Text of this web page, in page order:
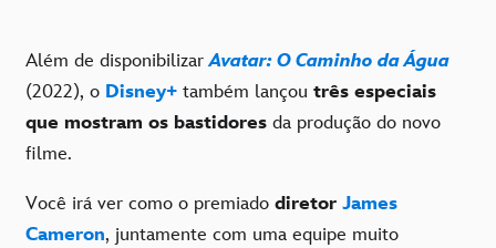
Além de disponibilizarAvatar: O Caminho da Água
(2022), o Disney+ também lançou três especiais
que mostram os bastidores da produção do novo
filme.
Você irá ver como o premiado diretor James
Cameron, juntamente com uma equipe muito